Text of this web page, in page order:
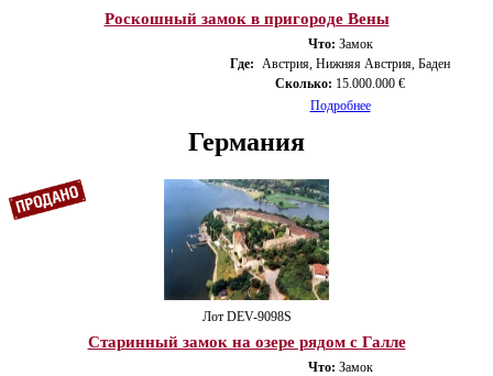
Роскошный замок в пригороде Вены
Что: Замок
Где:
Австрия, Нижняя Австрия, Баден
Сколько: 15.000.000 €
Подробнее
Германия
Лот DEV-9098S
Старинный замок на озере рядом с Галле
Что: Замок